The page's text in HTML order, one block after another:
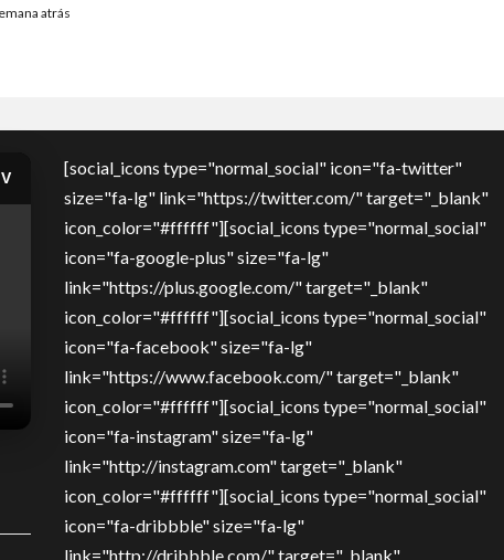
atrás
[social_icons type="normal_social" icon="fa-twitter"
size="fa-lg" link="https://twitter.com/" target="_blank"
icon_color="#ffffff"][social_icons type="normal_social"
icon="fa-google-plus" size="fa-lg"
link="https://plus.google.com/" target="_blank"
icon_color="#ffffff"][social_icons type="normal_social"
icon="fa-facebook" size="fa-lg"
link="https://www.facebook.com/" target="_blank"
icon_color="#ffffff"][social_icons type="normal_social"
icon="fa-instagram" size="fa-lg"
link="http://instagram.com" target="_blank"
icon_color="#ffffff"][social_icons type="normal_social"
icon="fa-dribbble" size="fa-lg"
link="http://dribbble.com/" target="_blank"